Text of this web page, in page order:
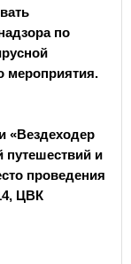
по
мероприятия.
«Вездеходер
путешествий и
проведения
ЦВК